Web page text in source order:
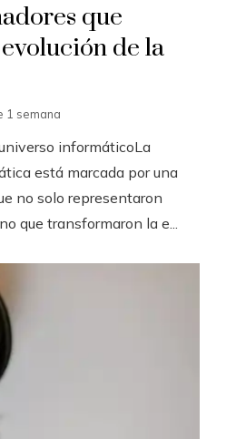
que
de la
1 semana
informáticoLa
está marcada por una
no solo representaron
que transformaron la e...